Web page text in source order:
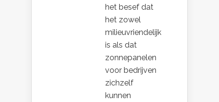
het besef dat
het zowel
milieuvriendelijk
is als dat
zonnepanelen
voor bedrijven
zichzelf
kunnen